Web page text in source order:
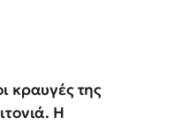
κραυγές της
Η